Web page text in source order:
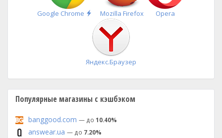
Google Chrome
Быстрая
установка
Mozilla Firefox Opera
Яндекс.Браузер
Популярные магазины с кэшбэком
banggood.com — до 10.40%
answear.ua — до 7.20%